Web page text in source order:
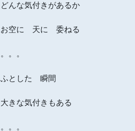
どんな気付きがあるか
お空に 天に 委ねる
。。。
ふとした 瞬間
大きな気付きもある
。。。